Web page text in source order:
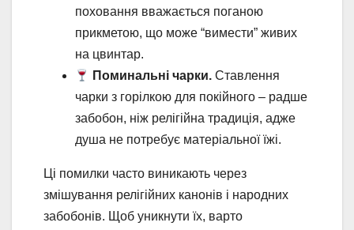
поховання вважається поганою
прикметою, що може “вимести” живих
на цвинтар.
Поминальні чарки. Ставлення
чарки з горілкою для покійного – радше
забобон, ніж релігійна традиція, адже
душа не потребує матеріальної їжі.
Ці помилки часто виникають через
змішування релігійних канонів і народних
забобонів. Щоб уникнути їх, варто